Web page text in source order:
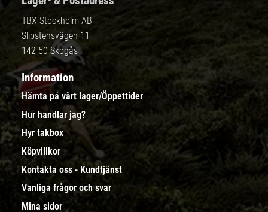
TBX Stockholm AB
Slipstensvägen 11
142 50 Skogås
Information
Hämta på vårt lager/Öppettider
Hur handlar jag?
Hyr takbox
Köpvillkor
Kontakta oss - Kundtjänst
Vanliga frågor och svar
Mina sidor